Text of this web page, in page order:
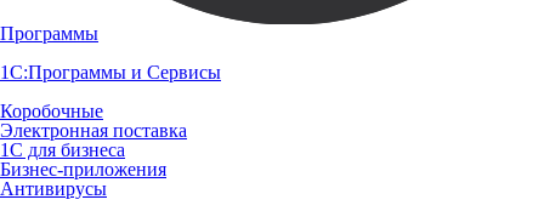
Программы
1С:Программы и Сервисы
Коробочные
Электронная поставка
1С для бизнеса
Бизнес-приложения
Антивирусы